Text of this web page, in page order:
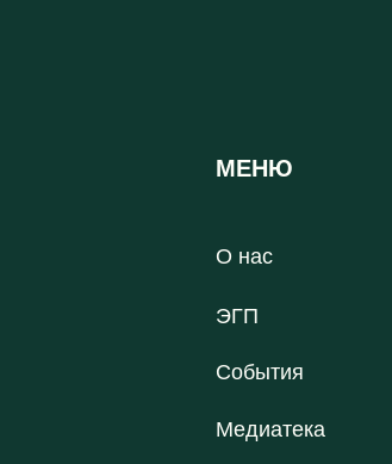
О нас
МЕНЮ
ЭГП
События
Медиатека